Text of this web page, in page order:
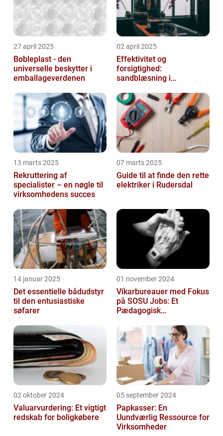
27 april 2025
Bobleplast - den
universelle beskytter i
emballageverdenen
02 april 2025
Effektivitet og
forsigtighed:
sandblæsning i
13 marts 2025
Rekruttering af
specialister – en nøgle til
virksomhedens succes
07 marts 2025
Guide til at finde den rette
elektriker i Rudersdal
14 januar 2025
Det essentielle bådudstyr
til den entusiastiske
søfarer
01 november 2024
Vikarbureauer med Fokus
på SOSU Jobs: Et
Pædagogisk
02 oktober 2024
Valuarvurdering: Et vigtigt
redskab for boligkøbere
05 september 2024
Papkasser: En
Uundværlig Ressource for
Virksomheder